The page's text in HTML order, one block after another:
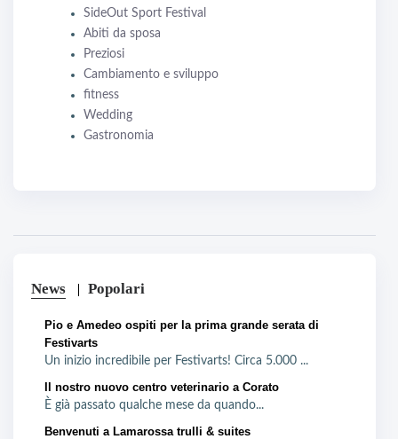
SideOut Sport Festival
Abiti da sposa
Preziosi
Cambiamento e sviluppo
fitness
Wedding
Gastronomia
News Popolari
Pio e Amedeo ospiti per la prima grande serata di
Festivarts
Un inizio incredibile per Festivarts! Circa 5.000 ...
Il nostro nuovo centro veterinario a Corato
È già passato qualche mese da quando...
Benvenuti a Lamarossa trulli & suites